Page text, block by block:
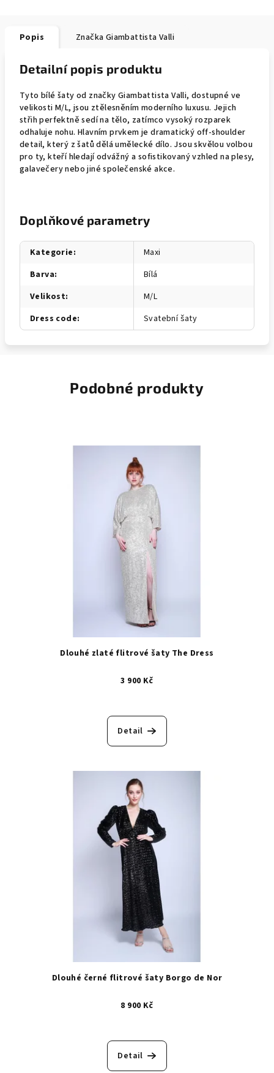
Popis Značka Giambattista Valli
Detailní popis produktu
Tyto bílé šaty od značky Giambattista Valli, dostupné ve
velikosti M/L, jsou ztělesněním moderního luxusu. Jejich
střih perfektně sedí na tělo, zatímco vysoký rozparek
odhaluje nohu. Hlavním prvkem je dramatický off-shoulder
detail, který z šatů dělá umělecké dílo. Jsou skvělou volbou
pro ty, kteří hledají odvážný a sofistikovaný vzhled na plesy,
galavečery nebo jiné společenské akce.
Doplňkové parametry
Kategorie:
Maxi
Barva:
Bílá
Velikost:
M/L
Dress code: Svatební šaty
Podobné produkty
Dlouhé zlaté flitrové šaty The Dress
3 900 Kč
Detail
Dlouhé černé flitrové šaty Borgo de Nor
8 900 Kč
Detail